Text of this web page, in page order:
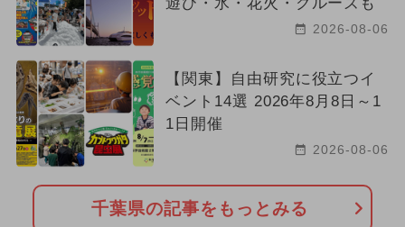
遊び・氷・花火・クルーズも
2026-08-06
【関東】自由研究に役立つイ
ベント14選 2026年8月8日～1
1日開催
2026-08-06
千葉県の記事をもっとみる